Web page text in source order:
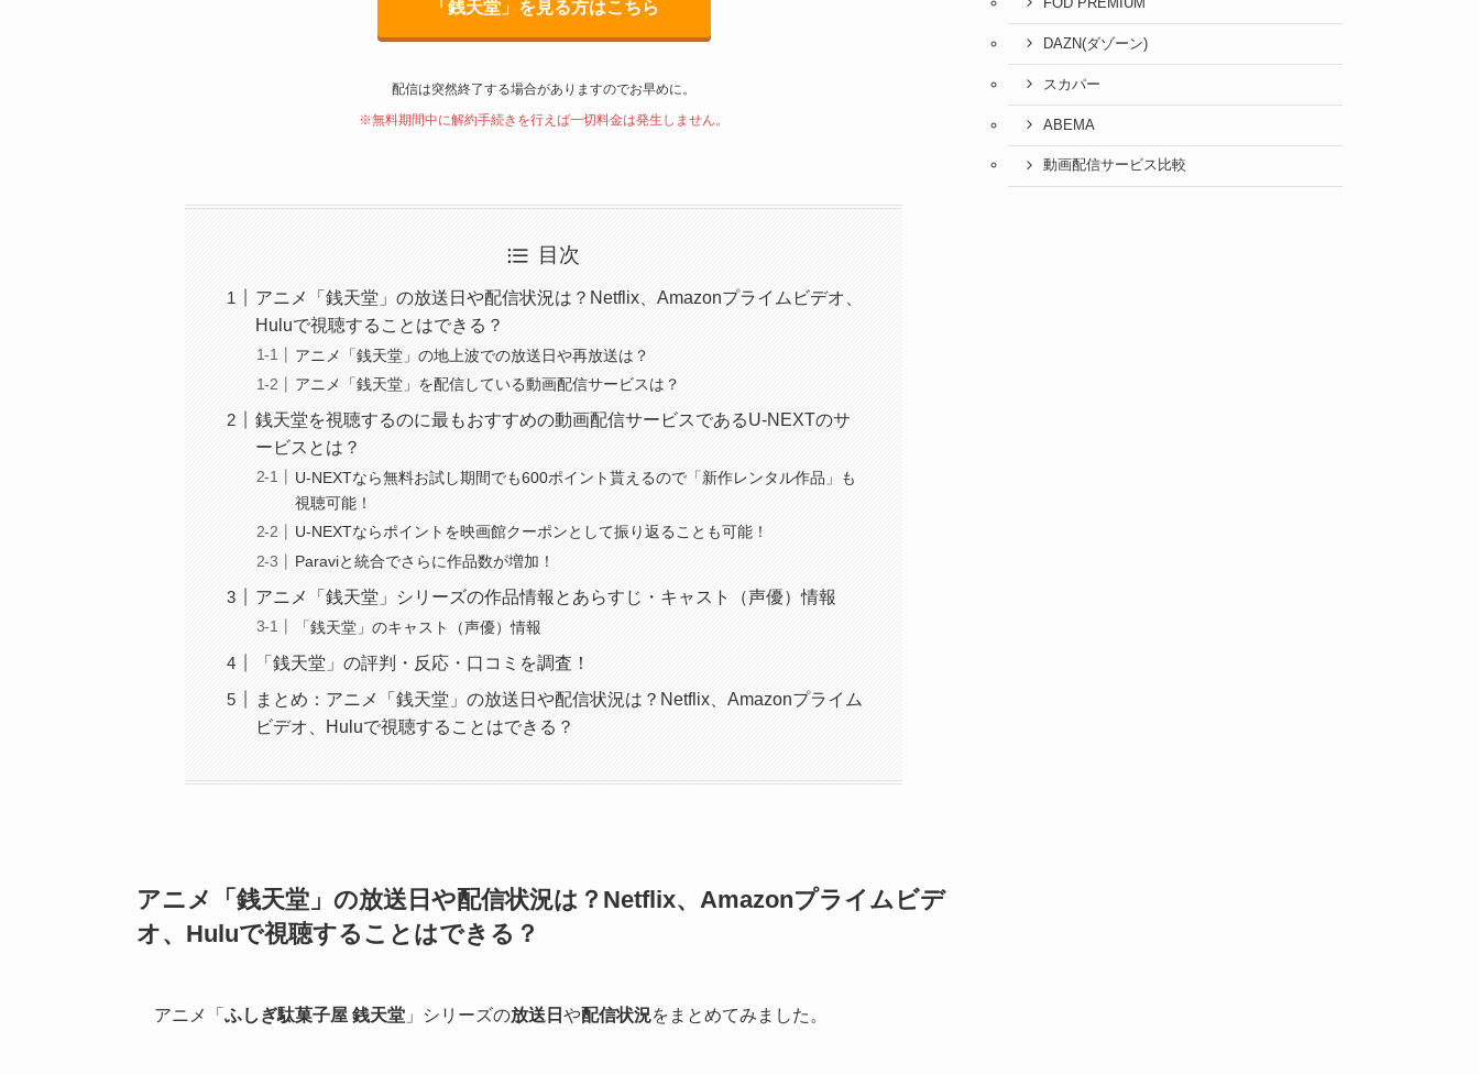
「銭天堂」を見る方はこちら
配信は突然終了する場合がありますのでお早めに。
※無料期間中に解約手続きを行えば一切料金は発生しません。
目次
アニメ「銭天堂」の放送日や配信状況は？Netflix、Amazonプライムビデオ、
Huluで視聴することはできる？
アニメ「銭天堂」の地上波での放送日や再放送は？
アニメ「銭天堂」を配信している動画配信サービスは？
銭天堂を視聴するのに最もおすすめの動画配信サービスであるU-NEXTのサ
ービスとは？
U-NEXTなら無料お試し期間でも600ポイント貰えるので「新作レンタル作品」も
視聴可能！
U-NEXTならポイントを映画館クーポンとして振り返ることも可能！
Paraviと統合でさらに作品数が増加！
アニメ「銭天堂」シリーズの作品情報とあらすじ・キャスト（声優）情報
「銭天堂」のキャスト（声優）情報
「銭天堂」の評判・反応・口コミを調査！
まとめ：アニメ「銭天堂」の放送日や配信状況は？Netflix、Amazonプライム
ビデオ、Huluで視聴することはできる？
アニメ「銭天堂」の放送日や配信状況は？Netflix、Amazonプライムビデ
オ、Huluで視聴することはできる？
アニメ「 ふしぎ駄菓子屋 銭天堂 」シリーズの放送日 や配信状況をまとめてみました。
FOD PREMIUM
DAZN(ダゾーン)
スカパー
ABEMA
動画配信サービス比較